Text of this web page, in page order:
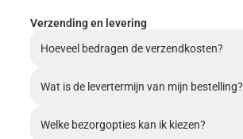
Verzending en levering
Hoeveel bedragen de verzendkosten?
Wat is de levertermijn van mijn bestelling?
Welke bezorgopties kan ik kiezen?